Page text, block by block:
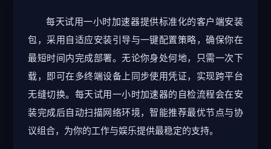
每天试用一小时加速器提供标准化的客户端安装
包，采用自适应安装引导与一键配置策略，确保你在
最短时间内完成部署。无论你身处何地，只需一次下
载，即可在多终端设备上同步使用凭证，实现跨平台
无缝切换。每天试用一小时加速器的自检流程会在安
装完成后自动扫描网络环境，智能推荐最优节点与协
议组合，为你的工作与娱乐提供最稳定的支持。